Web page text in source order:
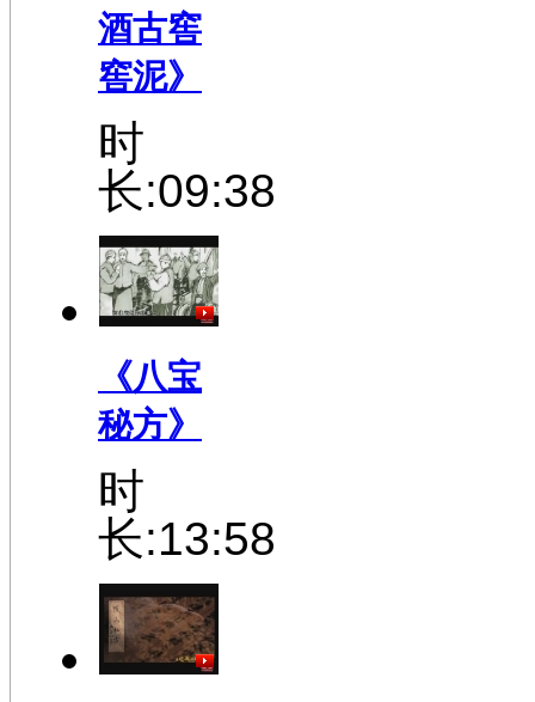
酒古窖
窖泥》
时
长:09:38
《八宝
秘方》
时
长:13:58